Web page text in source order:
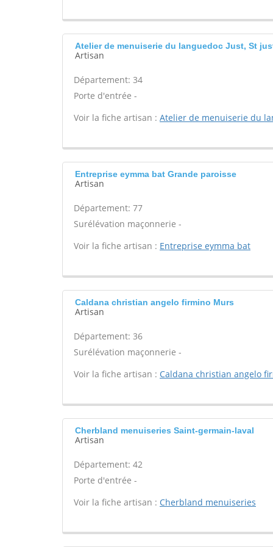
Atelier de menuiserie du languedoc Just, St
Artisan
Département: 34
Porte d'entrée -
Voir la fiche artisan : Atelier de menuiserie du
Entreprise eymma bat Grande paroisse
Artisan
Département: 77
Surélévation maçonnerie -
Voir la fiche artisan : Entreprise eymma bat
Caldana christian angelo firmino Murs
Artisan
Département: 36
Surélévation maçonnerie -
Voir la fiche artisan : Caldana christian angelo
Cherbland menuiseries Saint-germain-laval
Artisan
Département: 42
Porte d'entrée -
Voir la fiche artisan : Cherbland menuiseries